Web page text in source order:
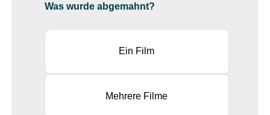
Was wurde abgemahnt?
Ein Film
Mehrere Filme